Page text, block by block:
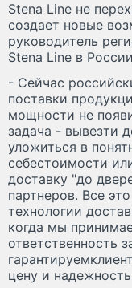
Stena Line не
создает новые
руководитель
Stena Line в
- Сейчас
поставки
мощности не
задача - вывезти
уложиться в
себестоимости
доставку "до
партнеров. Все
технологии
когда мы
ответственность
цену и